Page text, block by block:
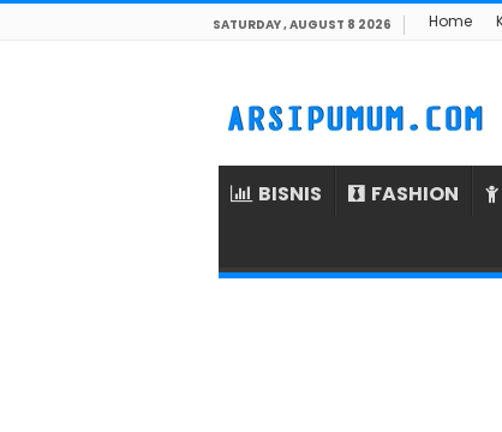
SATURDAY , AUGUST 8 2026 Home
BISNIS FASHION